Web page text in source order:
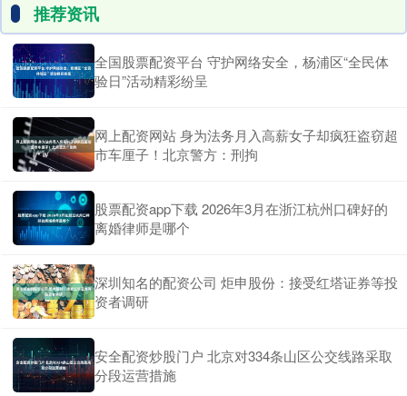
推荐资讯
全国股票配资平台 守护网络安全，杨浦区“全民体
验日”活动精彩纷呈
网上配资网站 身为法务月入高薪女子却疯狂盗窃超
市车厘子！北京警方：刑拘
股票配资app下载 2026年3月在浙江杭州口碑好的
离婚律师是哪个
深圳知名的配资公司 炬申股份：接受红塔证券等投
资者调研
安全配资炒股门户 北京对334条山区公交线路采取
分段运营措施